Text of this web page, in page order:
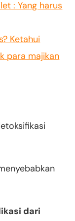
: Yang harus
Ketahui
para majikan
dari